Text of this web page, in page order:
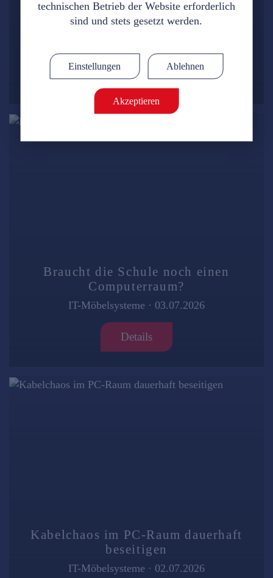
Lokale KI im Klassenzimmer:
datensouverän ohne US-Cloud
Details
Braucht die Schule noch einen
Computerraum?
IT-Möbelsysteme · 03.07.2026
Details
Kabelchaos im PC-Raum dauerhaft
beseitigen
IT-Möbelsysteme · 02.07.2026
technischen Betrieb der Website erforderlich
sind und stets gesetzt werden.
Marketing
Einstellungen Ablehnen
Akzeptieren